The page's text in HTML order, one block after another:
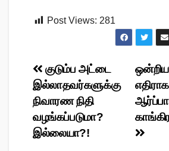
Post Views: 281
Post
navigation
ஒன்றிய
குடும்ப அட்டை
இல்லாதவர்களுக்கு
நிவாரண நிதி
வழங்கப்படுமா?
இல்லையா?!